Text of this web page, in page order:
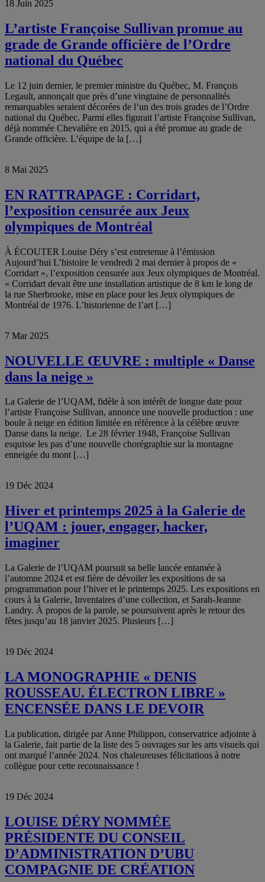
18 Juin 2025
L’artiste Françoise Sullivan promue au
grade de Grande officière de l’Ordre
national du Québec
Le 12 juin dernier, le premier ministre du Québec, M. François
Legault, annonçait que près d’une vingtaine de personnalités
remarquables seraient décorées de l’un des trois grades de l’Ordre
national du Québec. Parmi elles figurait l’artiste Françoise Sullivan,
déjà nommée Chevalière en 2015, qui a été promue au grade de
Grande officière. L’équipe de la […]
8 Mai 2025
EN RATTRAPAGE : Corridart,
l’exposition censurée aux Jeux
olympiques de Montréal
À ÉCOUTER Louise Déry s’est entretenue à l’émission
Aujourd’hui L’histoire le vendredi 2 mai dernier à propos de «
Corridart », l’exposition censurée aux Jeux olympiques de Montréal.
« Corridart devait être une installation artistique de 8 km le long de
la rue Sherbrooke, mise en place pour les Jeux olympiques de
Montréal de 1976. L’historienne de l’art […]
7 Mar 2025
NOUVELLE ŒUVRE : multiple « Danse
dans la neige »
La Galerie de l’UQAM, fidèle à son intérêt de longue date pour
l’artiste Françoise Sullivan, annonce une nouvelle production : une
boule à neige en édition limitée en référence à la célèbre œuvre
Danse dans la neige. Le 28 février 1948, Françoise Sullivan
esquisse les pas d’une nouvelle chorégraphie sur la montagne
enneigée du mont […]
19 Déc 2024
Hiver et printemps 2025 à la Galerie de
l’UQAM : jouer, engager, hacker,
imaginer
La Galerie de l’UQAM poursuit sa belle lancée entamée à
l’automne 2024 et est fière de dévoiler les expositions de sa
programmation pour l’hiver et le printemps 2025. Les expositions en
cours à la Galerie, Inventaires d’une collection, et Sarah-Jeanne
Landry. À propos de la parole, se poursuivent après le retour des
fêtes jusqu’au 18 janvier 2025. Plusieurs […]
19 Déc 2024
LA MONOGRAPHIE « DENIS
ROUSSEAU. ÉLECTRON LIBRE »
ENCENSÉE DANS LE DEVOIR
La publication, dirigée par Anne Philippon, conservatrice adjointe à
la Galerie, fait partie de la liste des 5 ouvrages sur les arts visuels qui
ont marqué l’année 2024. Nos chaleureuses félicitations à notre
collègue pour cette reconnaissance !
19 Déc 2024
LOUISE DÉRY NOMMÉE
PRÉSIDENTE DU CONSEIL
D’ADMINISTRATION D’UBU
COMPAGNIE DE CRÉATION